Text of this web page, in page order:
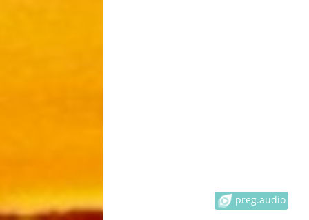
preg.audio